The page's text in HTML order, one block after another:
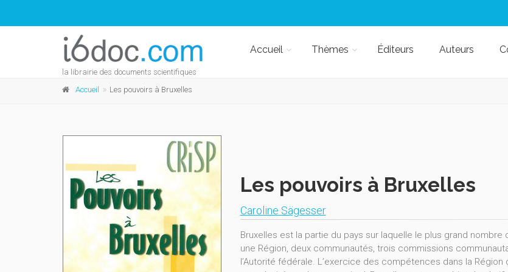
la librairie des documents scientifiques
Accueil Thèmes Éditeurs Auteurs
Accueil Les pouvoirs à Bruxelles
Les pouvoirs à Bruxelles
Caroline Sägesser
Bruxelles est la partie du pays sur laquelle le plus grand
une Région, deux communautés, trois commissions
l’Autorité fédérale. L’exercice des compétences dans la